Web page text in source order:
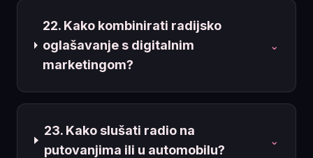
22. Kako kombinirati radijsko
oglašavanje s digitalnim
marketingom?
⌄
23. Kako slušati radio na
putovanjima ili u automobilu?
⌄